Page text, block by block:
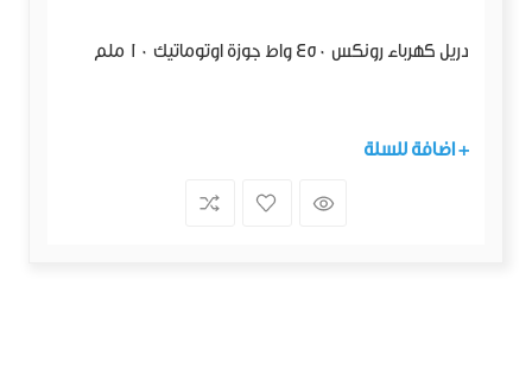
دريل كهرباء رونكس 450 واط جوزة اوتوماتيك 10 ملم
+ اضافة للسلة